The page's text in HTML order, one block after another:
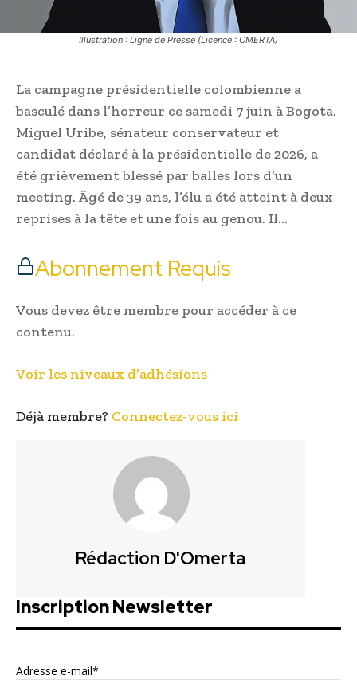
Illustration : Ligne de Presse (Licence : OMERTA)
La campagne présidentielle colombienne a
basculé dans l’horreur ce samedi 7 juin à Bogota.
Miguel Uribe, sénateur conservateur et
candidat déclaré à la présidentielle de 2026, a
été grièvement blessé par balles lors d’un
meeting. Âgé de 39 ans, l’élu a été atteint à deux
reprises à la tête et une fois au genou. Il…
Abonnement Requis
Vous devez être membre pour accéder à ce
contenu.
Voir les niveaux d’adhésions
Déjà membre? Connectez-vous ici
Rédaction D'Omerta
Inscription Newsletter
Adresse e-mail*